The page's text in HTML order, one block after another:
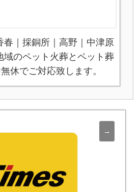
春｜採銅所｜高野｜中津原
域のペット火葬とペット葬
休でご対応致します。